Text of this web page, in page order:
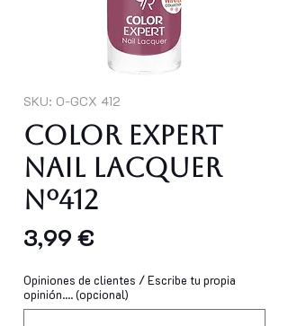
SKU: O-GCX 412
Color Expert
Nail Lacquer
Nº412
3,99 €
Opiniones de clientes / Escribe tu propia
opinión.... (opcional)